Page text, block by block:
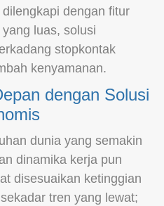
dengan fitur
luas, solusi
stopkontak
kenyamanan.
dengan Solusi
dunia yang semakin
dinamika kerja pun
disesuaikan ketinggian
tren yang lewat;